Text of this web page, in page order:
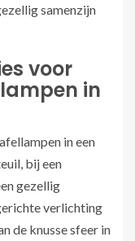
samenzijn
voor
in
in een
bij een
gezellig
verlichting
de knusse sfeer in